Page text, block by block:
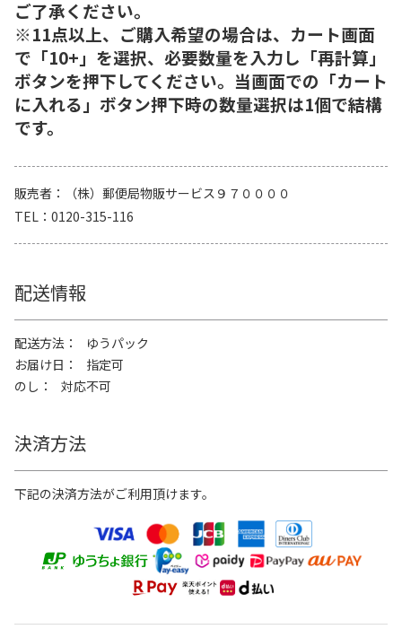
ご了承ください。
※11点以上、ご購入希望の場合は、カート画面
で「10+」を選択、必要数量を入力し「再計算」
ボタンを押下してください。当画面での「カート
に入れる」ボタン押下時の数量選択は1個で結構
です。
販売者
（株）郵便局物販サービス９７００００
TEL
0120-315-116
配送情報
配送方法
ゆうパック
お届け日
指定可
のし
対応不可
決済方法
下記の決済方法がご利用頂けます。